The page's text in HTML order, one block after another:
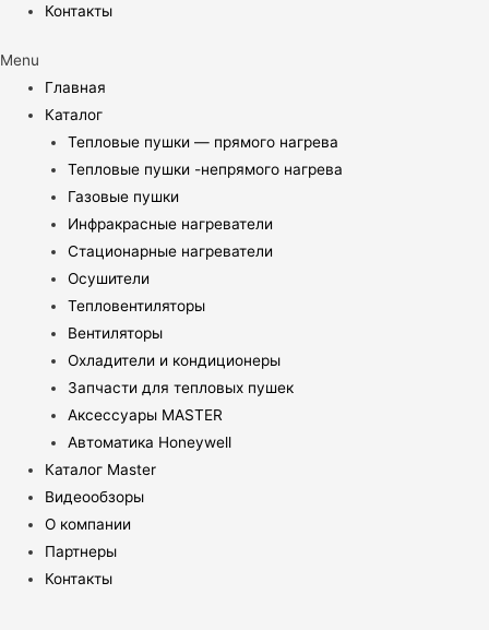
Контакты
Menu
Главная
Каталог
Тепловые пушки — прямого нагрева
Тепловые пушки -непрямого нагрева
Газовые пушки
Инфракрасные нагреватели
Стационарные нагреватели
Осушители
Тепловентиляторы
Вентиляторы
Охладители и кондиционеры
Запчасти для тепловых пушек
Аксессуары MASTER
Автоматика Honeywell
Каталог Master
Видеообзоры
О компании
Партнеры
Контакты